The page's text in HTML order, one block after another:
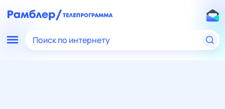
Поиск по интернету